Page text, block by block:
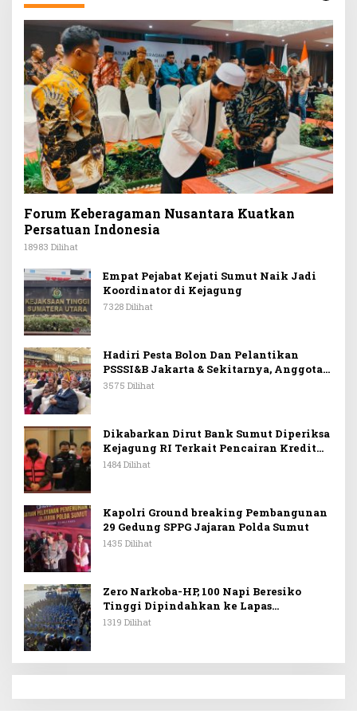
Forum Keberagaman Nusantara Kuatkan
Persatuan Indonesia
18983 Dilihat
Empat Pejabat Kejati Sumut Naik Jadi
Koordinator di Kejagung
7328 Dilihat
Hadiri Pesta Bolon Dan Pelantikan
PSSSI&B Jakarta & Sekitarnya, Anggota
DPR RI Kombes. Pol. (Purn). Dr. Maruli
Membangun Bangsa
3575 Dilihat
Dikabarkan Dirut Bank Sumut Diperiksa
Kejagung RI Terkait Pencairan Kredit
PT Sritex
1484 Dilihat
Kapolri Ground breaking Pembangunan
29 Gedung SPPG Jajaran Polda Sumut
1435 Dilihat
Zero Narkoba-HP, 100 Napi Beresiko
Tinggi Dipindahkan ke Lapas
Nusakambangan
1319 Dilihat